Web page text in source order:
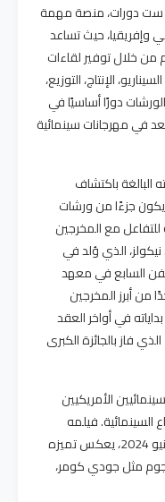
ست دورات، منصة مهمة
وإفريقيا، حيث تساعد
من خلال توفير لقاءات
الإنتاج، التوزيع،
دورًا أساسيًا في
في مهرجانات سينمائية
باكتشاف
يكون جزءًا من ورشات
مع المخرجين
الذي وُلد في
السابع في معهد
من أبرز المخرجين
في أواخر العقد
الذي فاز بالجائزة الكبرى
الأمريكيين
السينمائية. فيلمه
، الذي صدر في يونيو 2024، يعكس تميزه
مثل جودي كومر،